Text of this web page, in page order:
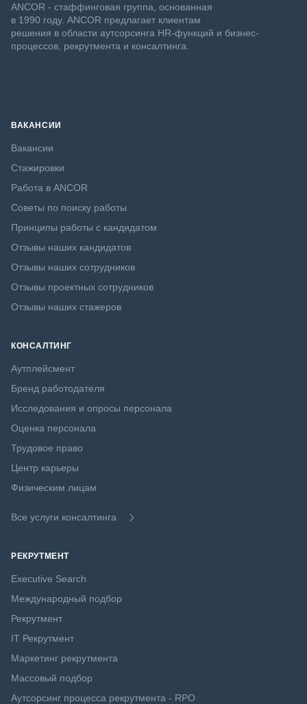
ANCOR - стаффинговая группа, основанная
в 1990 году. ANCOR предлагает клиентам
решения в области аутсорсинга HR-функций и бизнес-
процессов, рекрутмента и консалтинга.
ВАКАНСИИ
Вакансии
Стажировки
Работа в ANCOR
Советы по поиску работы
Принципы работы с кандидатом
Отзывы наших кандидатов
Отзывы наших сотрудников
Отзывы проектных сотрудников
Отзывы наших стажеров
КОНСАЛТИНГ
Аутплейсмент
Бренд работодателя
Исследования и опросы персонала
Оценка персонала
Трудовое право
Центр карьеры
Физическим лицам
Все услуги консалтинга
РЕКРУТМЕНТ
Executive Search
Международный подбор
Рекрутмент
IT Рекрутмент
Маркетинг рекрутмента
Массовый подбор
Аутсорсинг процесса рекрутмента - RPO